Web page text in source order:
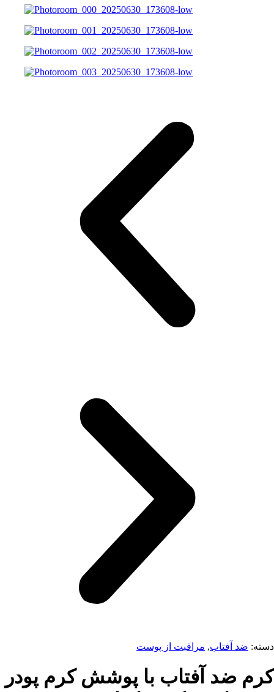
دسته: ضد آفتاب, مراقبت از پوست
کرم ضد آفتاب با پوشش کرم پودر